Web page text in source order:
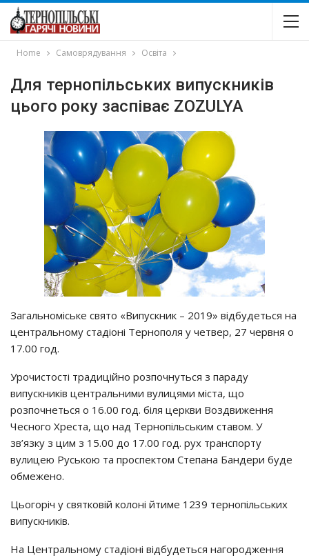
Home Самоврядування Освіта
Для тернопільських випускників
цього року заспіває ZOZULYA
Загальноміське свято «Випускник – 2019» відбудеться на
центральному стадіоні Тернополя у четвер, 27 червня о
17.00 год.
Урочистості традиційно розпочнуться з параду
випускників центральними вулицями міста, що
розпочнеться о 16.00 год. біля церкви Воздвиження
Чесного Хреста, що над Тернопільським cтавом. У
зв’язку з цим з 15.00 до 17.00 год. рух транспорту
вулицею Руською та проспектом Степана Бандери буде
обмежено.
Цьогоріч у святковій колоні йтиме 1239 тернопільських
випускників.
На Центральному стадіоні відбудеться нагородження